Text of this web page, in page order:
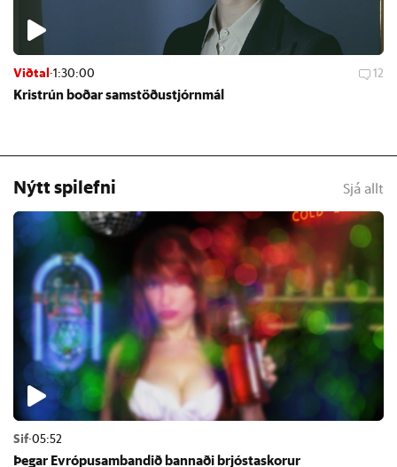
Viðtal·1:30:00 12
Kristrún boð­ar sam­stöðu­stjórn­mál
Nýtt spilefni Sjá allt
Sif·05:52
Þeg­ar Evr­ópu­sam­band­ið bann­aði brjósta­skor­ur